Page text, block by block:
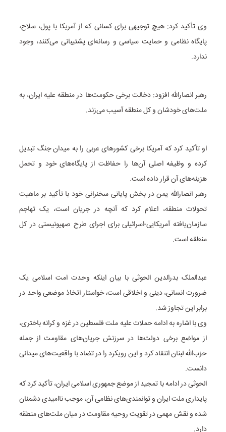
وی تأکید کرد: هیچ توجیهی برای کسانی که از آمریکا با پول، سلاح،
پایگاه نظامی و حمایت سیاسی و رسانه‌ای پشتیبانی می‌کنند، وجود
ندارد.
رهبر انصارالله افزود: دخالت برخی حکومت‌ها در منطقه علیه ایران، به
ملت‌های خودشان و کل منطقه آسیب می‌زند.
او تأکید کرد که آمریکا برخی کشورهای عربی را به میدان جنگ تبدیل
کرده و وظیفه اصلی آن‌ها را حفاظت از پایگاه‌های خود و تحمل
هزینه‌های آن قرار داده است.
رهبر انصارالله یمن در بخش پایانی سخنرانی خود با تأکید بر ماهیت
تحولات منطقه، اعلام کرد که آنچه در جریان است، یک تهاجم
سازمان‌یافته آمریکایی-اسرائیلی برای اجرای طرح صهیونیستی در کل
منطقه است.
عبدالملک بدرالدین الحوثی با بیان اینکه وحدت امت اسلامی یک
ضرورت انسانی، دینی و اخلاقی است، خواستار اتخاذ موضعی واحد در
برابر این تجاوز شد.
وی با اشاره به ادامه حملات علیه ملت فلسطین در غزه و کرانه باختری،
از مواضع برخی دولت‌ها در سرزنش جریان‌های مقاومت از جمله
حزب‌الله لبنان انتقاد کرد و این رویکرد را در تضاد با واقعیت‌های میدانی
دانست.
الحوثی در ادامه با تمجید از موضع جمهوری اسلامی ایران، تأکید کرد که
پایداری ملت ایران و توانمندی‌های نظامی آن، موجب ناامیدی دشمنان
شده و نقش مهمی در تقویت روحیه مقاومت در میان ملت‌های منطقه
دارد.